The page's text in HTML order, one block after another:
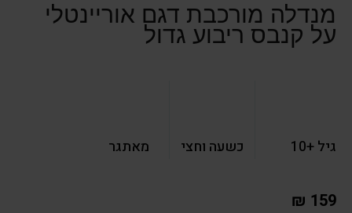
מנדלה מורכבת דגם אוריינטלי
על קנבס ריבוע גדול
גיל +10 כשעה וחצי מאתגר
₪ 159